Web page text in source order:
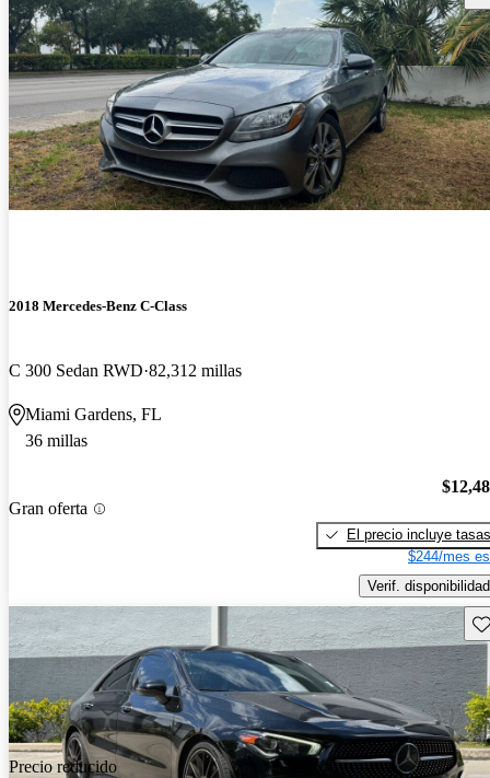
2018 Mercedes-Benz C-Class
C 300 Sedan RWD 82,312 millas
Miami Gardens, FL
36 millas
Gran oferta
El precio incluye tasas
$244/mes
Verif. disponibilidad
Precio reducido